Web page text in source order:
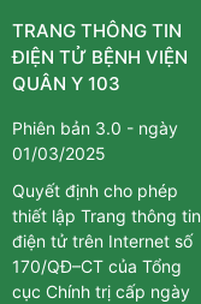
TRANG THÔNG TIN
ĐIỆN TỬ BỆNH VIỆN
QUÂN Y 103
Phiên bản 3.0 - ngày
01/03/2025
Quyết định cho phép
thiết lập Trang thông tin
điện tử trên Internet số
170/QĐ–CT của Tổng
cục Chính trị cấp ngày